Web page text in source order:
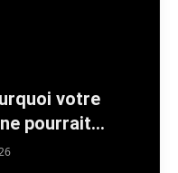
votre
pourrait
d’il y a 7 ans